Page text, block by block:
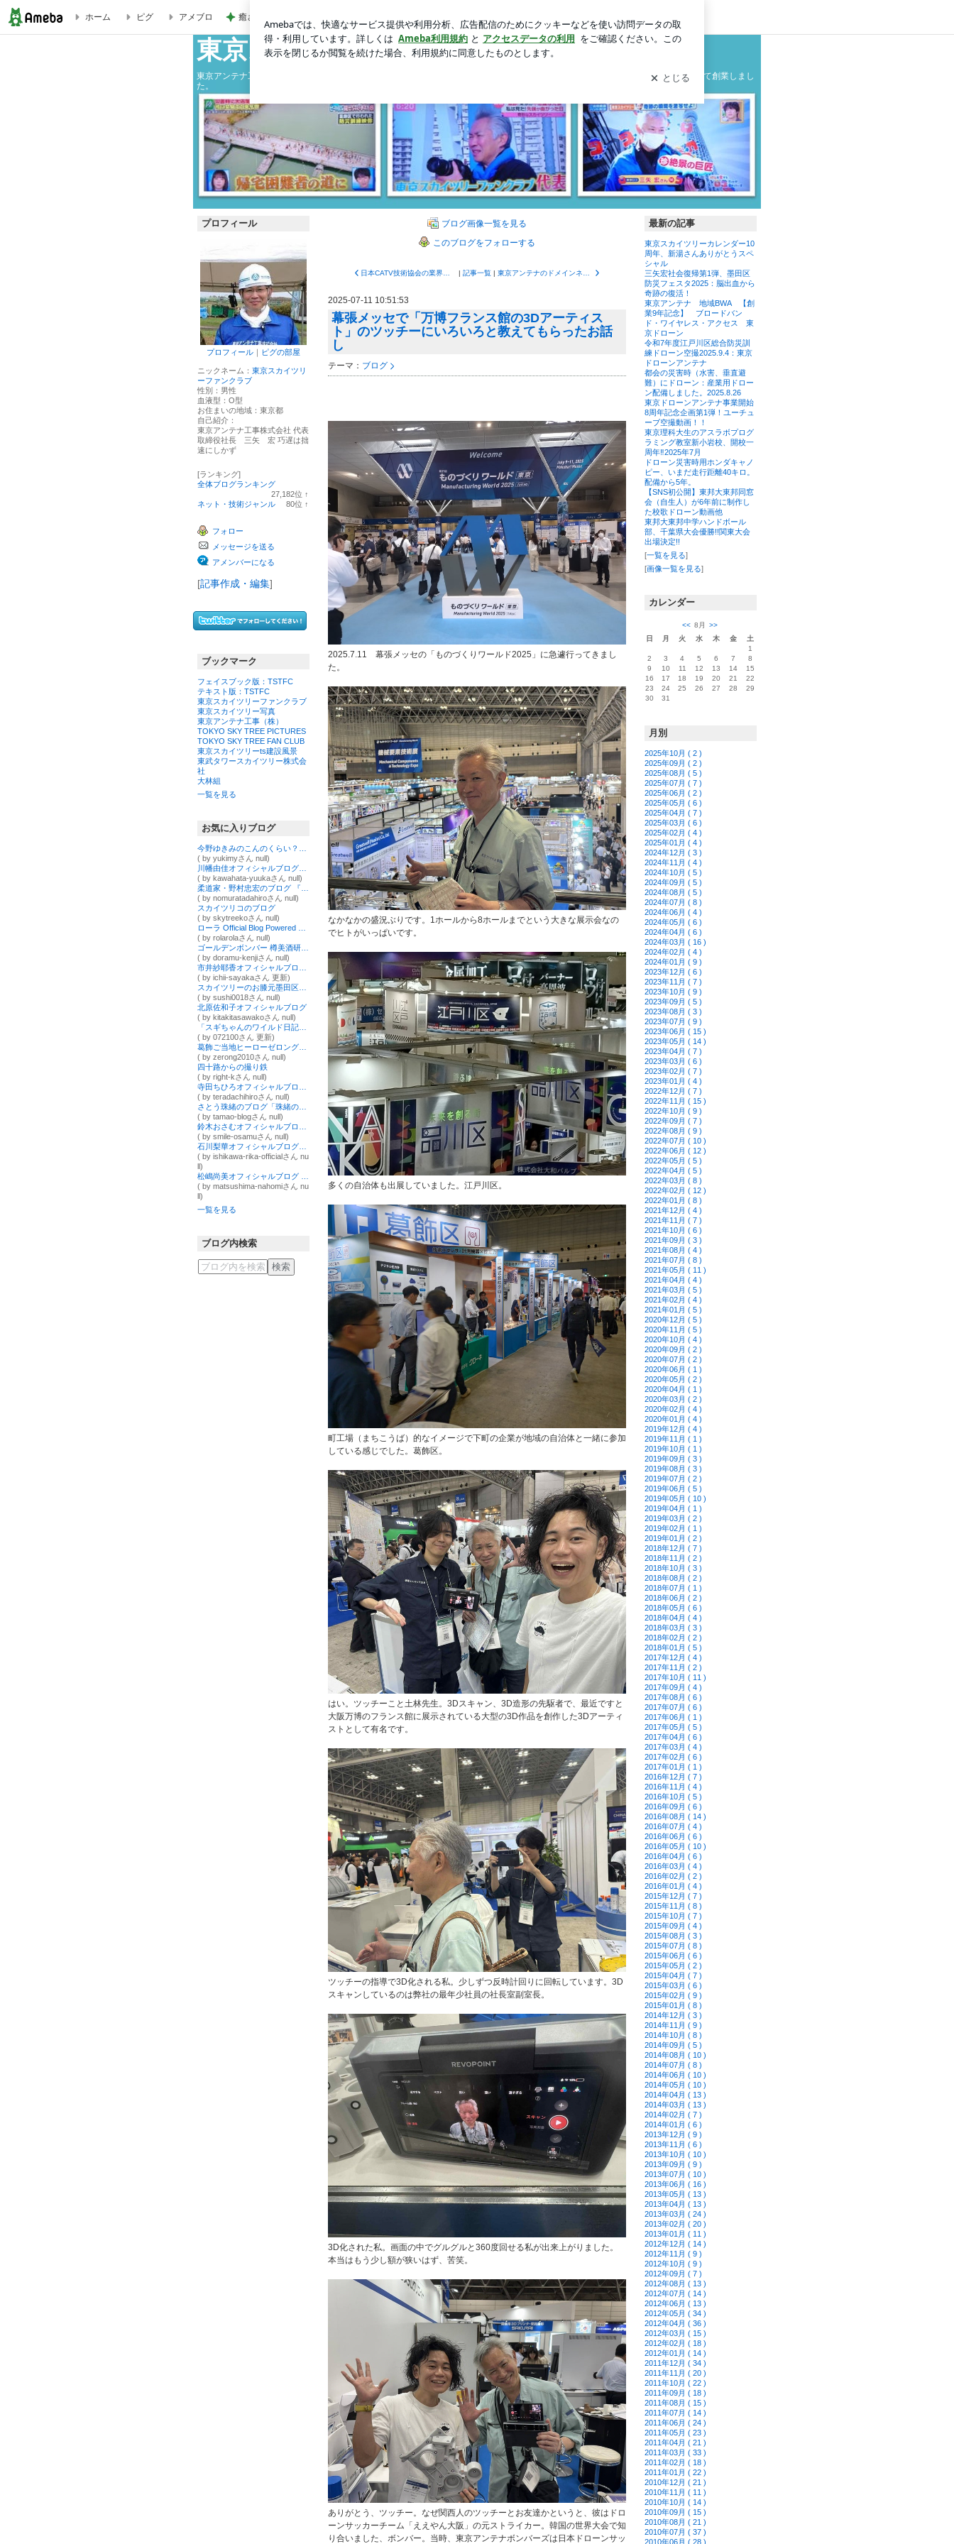
幕張メッセで「万博フランス館の3Dアーティスト」のツッチーにいろいろと教えてもらったお話し | 東京スカイツリーファンクラブブログ
ホーム ピグ アメブロ 癒されるアクアリウムとワークショップ
東京スカイツリーファンクラブブログ
東京アンテナ工事（株）の社長のブログです。弊社は東京タワーが開業した昭和33年（1958）にテレビアンテナの製造メーカーとして創業しまし
た。
プロフィール
プロフィール ｜ ピグの部屋
ニックネーム： 東京スカイツリ
ーファンクラブ
性別： 男性
血液型： O型
お住まいの地域： 東京都
自己紹介：
東京アンテナ工事株式会社 代表
取締役社長 三矢 宏 巧遅は拙
速にしかず
[ランキング]
全体ブログランキング
27,182位 ↑
ネット・技術ジャンル 80位 ↑
フォロー
メッセージを送る
アメンバーになる
[記事作成・編集]
ブックマーク
フェイスブック版：TSTFC
テキスト版：TSTFC
東京スカイツリーファンクラブ
東京スカイツリー写真
東京アンテナ工事（株）
TOKYO SKY TREE PICTURES
TOKYO SKY TREE FAN CLUB
東京スカイツリーts建設風景
東武タワースカイツリー株式会
社
大林組
一覧を見る
お気に入りブログ
( by yukimyさん null)
( by kawahata-yuukaさん null)
( by nomuratadahiroさん null)
スカイツリコのブログ
( by skytreekoさん null)
( by rolarolaさん null)
( by doramu-kenjiさん null)
( by ichii-sayakaさん 更新)
( by sushi0018さん null)
北原佐和子オフィシャルブログ
( by kitakitasawakoさん null)
( by 072100さん 更新)
( by zerong2010さん null)
四十路からの撮り鉄
( by right-kさん null)
( by teradachihiroさん null)
( by tamao-blogさん null)
( by smile-osamuさん null)
( by ishikawa-rika-officialさん nu
ll)
( by matsushima-nahomiさん nu
ll)
一覧を見る
ブログ内検索
ブログ画像一覧を見る
このブログをフォローする
| 記事一覧 |
2025-07-11 10:51:53
幕張メッセで「万博フランス館の3Dアーティス
ト」のツッチーにいろいろと教えてもらったお話
し
テーマ： ブログ
2025.7.11 幕張メッセの「ものづくりワールド2025」に急遽行ってきまし
た。
なかなかの盛況ぶりです。1ホールから8ホールまでという大きな展示会なの
でヒトがいっぱいです。
多くの自治体も出展していました。江戸川区。
町工場（まちこうば）的なイメージで下町の企業が地域の自治体と一緒に参加
している感じでした。葛飾区。
はい。ツッチーこと土林先生。3Dスキャン、3D造形の先駆者で、最近ですと
大阪万博のフランス館に展示されている大型の3D作品を創作した3Dアーティ
ストとして有名です。
ツッチーの指導で3D化される私。少しずつ反時計回りに回転しています。3D
スキャンしているのは弊社の最年少社員の社長室副室長。
3D化された私。画面の中でグルグルと360度回せる私が出来上がりました。
本当はもう少し額が狭いはず、苦笑。
ありがとう、ツッチー。なぜ関西人のツッチーとお友達かというと、彼はドロ
ーンサッカーチーム「ええやん大阪」の元ストライカー。韓国の世界大会で知
り合いました、ボンバー。当時、東京アンテナボンバーズは日本ドローンサッ
最新の記事
東京スカイツリーカレンダー10
周年、新湯さんありがとうスペ
シャル
三矢宏社会復帰第1弾、墨田区
防災フェスタ2025：脳出血から
奇跡の復活！
東京アンテナ 地域BWA 【創
業9年記念】 ブロードバン
ド・ワイヤレス・アクセス 東
京ドローン
令和7年度江戸川区総合防災訓
練ドローン空撮2025.9.4：東京
ドローンアンテナ
都会の災害時（水害、垂直避
難）にドローン：産業用ドロー
ン配備しました。2025.8.26
東京ドローンアンテナ事業開始
8周年記念企画第1弾！ユーチュ
ーブ空撮動画！！
東京理科大生のアスラボプログ
ラミング教室新小岩校、開校一
周年‼2025年7月
ドローン災害時用ホンダキャノ
ピー、いまだ走行距離40キロ。
配備から5年。
【SNS初公開】東邦大東邦同窓
会（自生人）が6年前に制作し
た校歌ドローン動画他
東邦大東邦中学ハンドボール
部、千葉県大会優勝!!関東大会
出場決定!!
[一覧を見る]
[画像一覧を見る]
カレンダー
<< 8月
>>
日
月 火 水 木 金
土
1
2
3 4 5 6 7
8
9
10 11 12 13 14
15
16
17 18 19 20 21
22
23
24 25 26 27 28
29
30
31
月別
2025年10月 ( 2 )
2025年09月 ( 2 )
2025年08月 ( 5 )
2025年07月 ( 7 )
2025年06月 ( 2 )
2025年05月 ( 6 )
2025年04月 ( 7 )
2025年03月 ( 6 )
2025年02月 ( 4 )
2025年01月 ( 4 )
2024年12月 ( 3 )
2024年11月 ( 4 )
2024年10月 ( 5 )
2024年09月 ( 5 )
2024年08月 ( 5 )
2024年07月 ( 8 )
2024年06月 ( 4 )
2024年05月 ( 6 )
2024年04月 ( 6 )
2024年03月 ( 16 )
2024年02月 ( 4 )
2024年01月 ( 9 )
2023年12月 ( 6 )
2023年11月 ( 7 )
2023年10月 ( 9 )
2023年09月 ( 5 )
2023年08月 ( 3 )
2023年07月 ( 9 )
2023年06月 ( 15 )
2023年05月 ( 14 )
2023年04月 ( 7 )
2023年03月 ( 6 )
2023年02月 ( 7 )
2023年01月 ( 4 )
2022年12月 ( 7 )
2022年11月 ( 15 )
2022年10月 ( 9 )
2022年09月 ( 7 )
2022年08月 ( 9 )
2022年07月 ( 10 )
2022年06月 ( 12 )
2022年05月 ( 5 )
2022年04月 ( 5 )
2022年03月 ( 8 )
2022年02月 ( 12 )
2022年01月 ( 8 )
2021年12月 ( 4 )
2021年11月 ( 7 )
2021年10月 ( 6 )
2021年09月 ( 3 )
2021年08月 ( 4 )
2021年07月 ( 8 )
2021年05月 ( 11 )
2021年04月 ( 4 )
2021年03月 ( 5 )
2021年02月 ( 4 )
2021年01月 ( 5 )
2020年12月 ( 5 )
2020年11月 ( 5 )
2020年10月 ( 4 )
2020年09月 ( 2 )
2020年07月 ( 2 )
2020年06月 ( 1 )
2020年05月 ( 2 )
2020年04月 ( 1 )
2020年03月 ( 2 )
2020年02月 ( 4 )
2020年01月 ( 4 )
2019年12月 ( 4 )
2019年11月 ( 1 )
2019年10月 ( 1 )
2019年09月 ( 3 )
2019年08月 ( 3 )
2019年07月 ( 2 )
2019年06月 ( 5 )
2019年05月 ( 10 )
2019年04月 ( 1 )
2019年03月 ( 2 )
2019年02月 ( 1 )
2019年01月 ( 2 )
2018年12月 ( 7 )
2018年11月 ( 2 )
2018年10月 ( 3 )
2018年08月 ( 2 )
2018年07月 ( 1 )
2018年06月 ( 2 )
2018年05月 ( 6 )
2018年04月 ( 4 )
2018年03月 ( 3 )
2018年02月 ( 2 )
2018年01月 ( 5 )
2017年12月 ( 4 )
2017年11月 ( 2 )
2017年10月 ( 11 )
2017年09月 ( 4 )
2017年08月 ( 6 )
2017年07月 ( 6 )
2017年06月 ( 1 )
2017年05月 ( 5 )
2017年04月 ( 6 )
2017年03月 ( 4 )
2017年02月 ( 6 )
2017年01月 ( 1 )
2016年12月 ( 7 )
2016年11月 ( 4 )
2016年10月 ( 5 )
2016年09月 ( 6 )
2016年08月 ( 14 )
2016年07月 ( 4 )
2016年06月 ( 6 )
2016年05月 ( 10 )
2016年04月 ( 6 )
2016年03月 ( 4 )
2016年02月 ( 2 )
2016年01月 ( 4 )
2015年12月 ( 7 )
2015年11月 ( 8 )
2015年10月 ( 7 )
2015年09月 ( 4 )
2015年08月 ( 3 )
2015年07月 ( 8 )
2015年06月 ( 6 )
2015年05月 ( 2 )
2015年04月 ( 7 )
2015年03月 ( 6 )
2015年02月 ( 9 )
2015年01月 ( 8 )
2014年12月 ( 3 )
2014年11月 ( 9 )
2014年10月 ( 8 )
2014年09月 ( 5 )
2014年08月 ( 10 )
2014年07月 ( 8 )
2014年06月 ( 10 )
2014年05月 ( 10 )
2014年04月 ( 13 )
2014年03月 ( 13 )
2014年02月 ( 7 )
2014年01月 ( 6 )
2013年12月 ( 9 )
2013年11月 ( 6 )
2013年10月 ( 10 )
2013年09月 ( 9 )
2013年07月 ( 10 )
2013年06月 ( 16 )
2013年05月 ( 13 )
2013年04月 ( 13 )
2013年03月 ( 24 )
2013年02月 ( 20 )
2013年01月 ( 11 )
2012年12月 ( 14 )
2012年11月 ( 9 )
2012年10月 ( 9 )
2012年09月 ( 7 )
2012年08月 ( 13 )
2012年07月 ( 14 )
2012年06月 ( 13 )
2012年05月 ( 34 )
2012年04月 ( 36 )
2012年03月 ( 15 )
2012年02月 ( 18 )
2012年01月 ( 14 )
2011年12月 ( 34 )
2011年11月 ( 20 )
2011年10月 ( 22 )
2011年09月 ( 18 )
2011年08月 ( 15 )
2011年07月 ( 14 )
2011年06月 ( 24 )
2011年05月 ( 23 )
2011年04月 ( 21 )
2011年03月 ( 33 )
2011年02月 ( 18 )
2011年01月 ( 22 )
2010年12月 ( 21 )
2010年11月 ( 11 )
2010年10月 ( 14 )
2010年09月 ( 15 )
2010年08月 ( 21 )
2010年07月 ( 37 )
2010年06月 ( 28 )